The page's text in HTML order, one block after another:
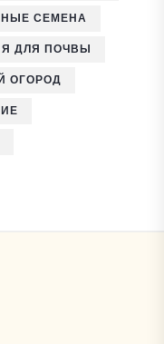
СЕМЕНА
ДЛЯ ПОЧВЫ
ОГОРОД